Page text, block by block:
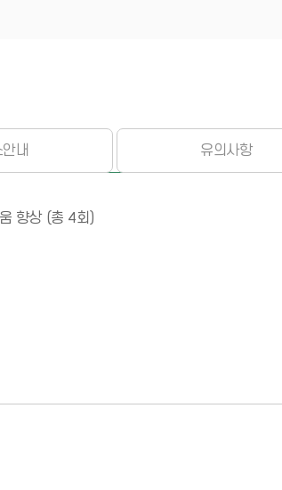
내 유의사항
향상 (총 4회)